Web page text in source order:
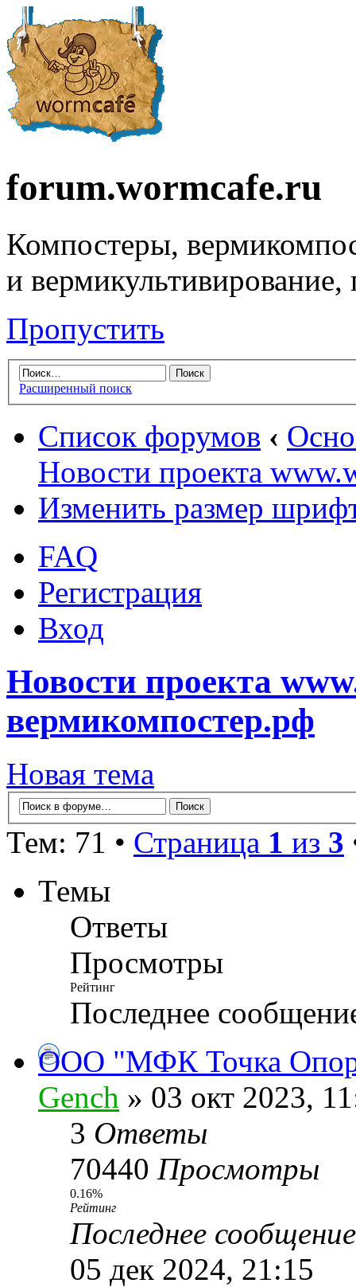
forum.wormcafe.ru
Компостеры,
и
Пропустить
Расширенный поиск
Список форумов ‹
Новости проекта
Изменить размер
FAQ
Регистрация
Вход
Новости проекта
вермикомпостер.рф
Новая тема
Тем: 71 • Страница 1 из 3
Темы
Ответы
Просмотры
Рейтинг
Последнее
ООО "МФК Точка
Gench » 03 окт 2023,
3 Ответы
70440 Просмотры
0.16%
Рейтинг
Последнее
05 дек 2024, 21:15